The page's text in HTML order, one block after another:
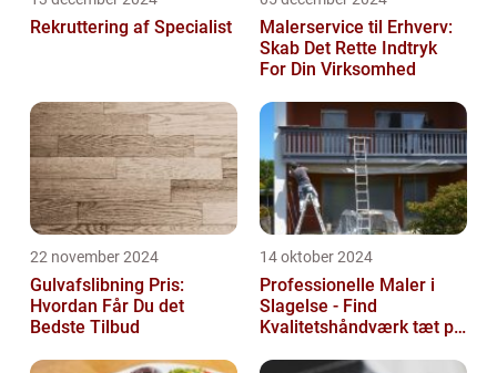
Rekruttering af Specialist
Malerservice til Erhverv:
Skab Det Rette Indtryk
For Din Virksomhed
22 november 2024
Gulvafslibning Pris:
Hvordan Får Du det
Bedste Tilbud
14 oktober 2024
Professionelle Maler i
Slagelse - Find
Kvalitetshåndværk tæt på